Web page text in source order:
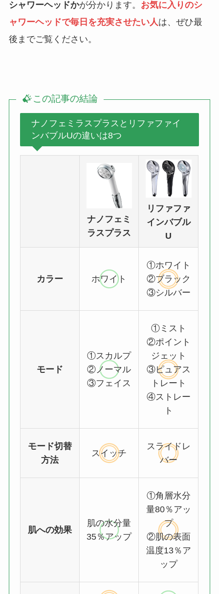
シャワーヘッドかが分かります。 お気に入りのシ
ャワーヘッドで毎日を充実させたい人 は、ぜひ最
後までご覧ください。
この記事の結論
ナノフェミラスプラスとリファファイ
ンバブルUの違いは8つ
ナノフェミ
ラスプラス
リファファ
インバブル
U
カラー ホワイト
①ホワイト
②ブラック
③シルバー
モード
①スカルプ
②ノーマル
③フェイス
①ミスト
②ポイント
ジェット
③ピュアス
トレート
④ストレー
ト
モード切替
方法
スイッチ
スライドレ
バー
肌への効果
肌の水分量
35％アップ
①角層水分
量80％アッ
プ
②肌の表面
温度13％ア
ップ